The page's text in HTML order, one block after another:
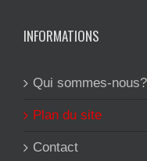
INFORMATIONS
Qui sommes-nous?
Plan du site
Contact